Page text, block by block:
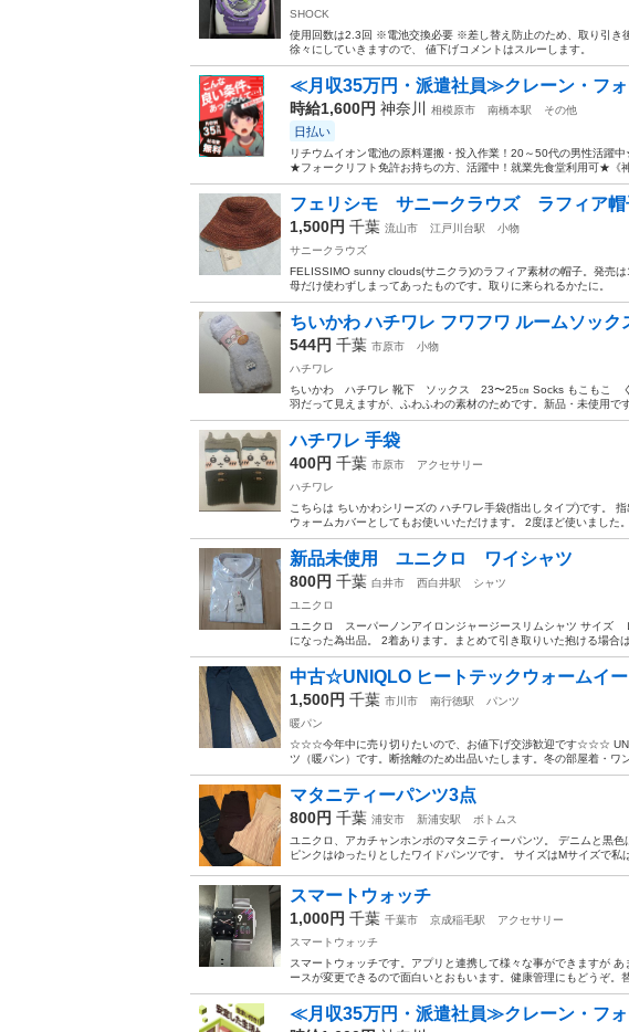
SHOCK
使用回数は2.3回 ※電池交換必要 ※差し替え防止のため、取り引き
徐々にしていきますので、 値下げコメントはスルーします。
≪月収35万円・派遣社員≫クレーン・フ
時給1,600円 神奈川 相模原市 南橋本駅 その他
日払い
リチウムイオン電池の原料運搬・投入作業！20～50代の男性活躍
★フォークリフト免許お持ちの方、活躍中！就業先食堂利用可★《
フェリシモ サニークラウズ ラフィア
1,500円 千葉 流山市 江戸川台駅
小物
サニークラウズ
FELISSIMO sunny clouds(サニクラ)のラフィア素材の帽子。発売
母だけ使わずしまってあったものです。取りに来られるかたに。
ちいかわ ハチワレ フワフワ ルームソック
544円 千葉 市原市
小物
ハチワレ
ちいかわ ハチワレ 靴下 ソックス 23〜25㎝ Socks もこもこ
羽だって見えますが、ふわふわの素材のためです。新品・未使用で
ハチワレ 手袋
400円 千葉 市原市
アクセサリー
ハチワレ
こちらは ちいかわシリーズの ハチワレ手袋(指出しタイプ)です。
ウォームカバーとしてもお使いいただけます。 2度ほど使いました
新品未使用 ユニクロ ワイシャツ
800円 千葉 白井市 西白井駅
シャツ
ユニクロ
ユニクロ スーパーノンアイロンジャージースリムシャツ サイズ
になった為出品。 2着あります。まとめて引き取りいた抱ける場合
中古☆UNIQLO ヒートテックウォームイ
1,500円 千葉 市川市 南行徳駅
パンツ
暖パン
☆☆☆今年中に売り切りたいので、お値下げ交渉歓迎です☆☆☆
ツ（暖パン）です。断捨離のため出品いたします。冬の部屋着・ワ
マタニティーパンツ3点
800円 千葉 浦安市 新浦安駅
ボトムス
ユニクロ、アカチャンホンポのマタニティーパンツ。 デニムと黒
ピンクはゆったりとしたワイドパンツです。 サイズはMサイズで私
スマートウォッチ
1,000円 千葉 千葉市 京成稲毛駅
アクセサリー
スマートウォッチ
スマートウォッチです。アプリと連携して様々な事ができますが
ースが変更できるので面白いとおもいます。健康管理にもどうぞ。
≪月収35万円・派遣社員≫クレーン・フ